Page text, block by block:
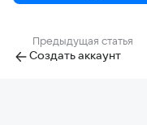
Предыдущая статья
Создать аккаунт